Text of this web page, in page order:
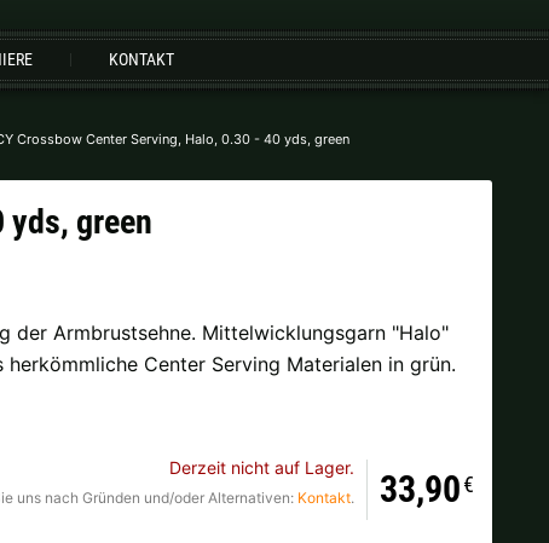
KONTAKT
Crossbow Center Serving, Halo, 0.30 - 40 yds, green
yds, green
der Armbrustsehne. Mittelwicklungsgarn "Halo"
Center Serving Materialen in grün.
Derzeit nicht auf Lager.
uns nach Gründen und/oder Alternativen: Kontakt. 33,90€
Finnland |€ Frankreich |€
Niederlande |€ Österreich |
Ok
bei der Bestellung.